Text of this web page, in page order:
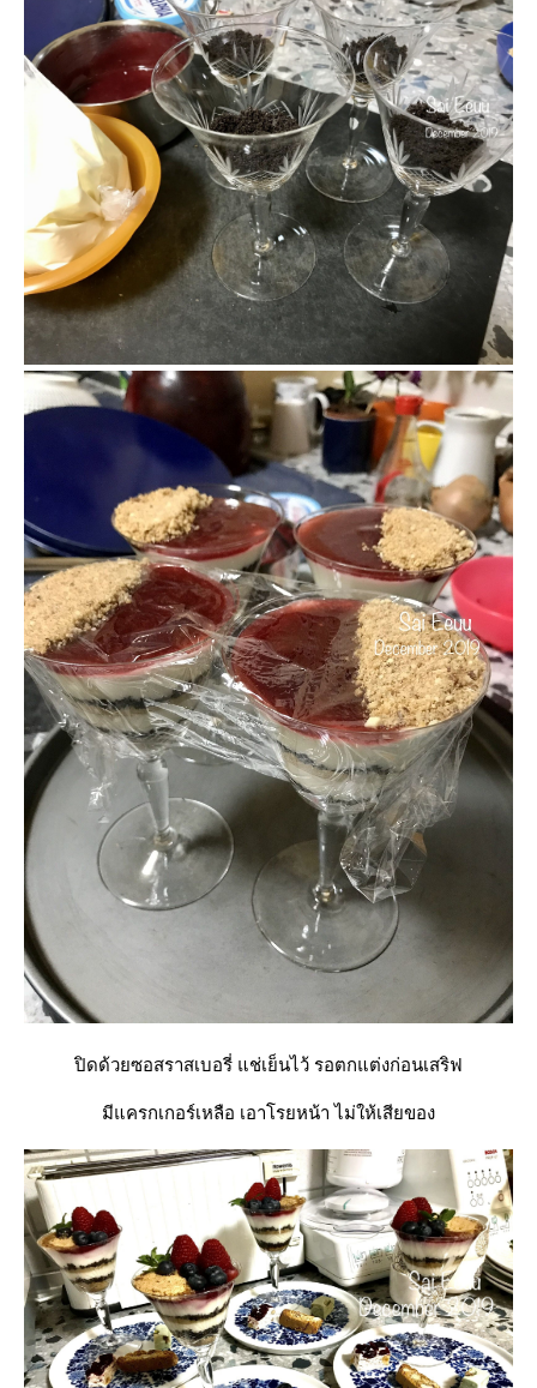
ปิดด้วยซอสราสเบอรี่ แช่เย็นไว้ รอตกแต่งก่อนเสริฟ
มีแครกเกอร์เหลือ เอาโรยหน้า ไม่ให้เสียของ